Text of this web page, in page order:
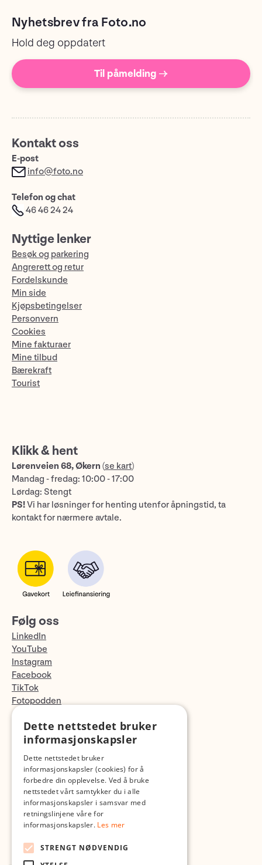
Nyhetsbrev fra Foto.no
Hold deg oppdatert
Til påmelding →
Kontakt oss
E-post
info@foto.no
Telefon og chat
46 46 24 24
Nyttige lenker
Besøk og parkering
Angrerett og retur
Fordelskunde
Min side
Kjøpsbetingelser
Personvern
Cookies
Mine fakturaer
Mine tilbud
Bærekraft
Tourist
Klikk & hent
Lørenveien 68, Økern (se kart)
Mandag - fredag: 10:00 - 17:00
Lørdag: Stengt
PS!Vi har løsninger for henting utenfor åpningstid, ta
kontakt for nærmere avtale.
Følg oss
LinkedIn
YouTube
Instagram
Facebook
TikTok
Fotopodden
Med forbehold om skrive- og lagerfeil
Dette nettstedet bruker
informasjonskapsler
Dette nettstedet bruker
informasjonskapsler (cookies) for å
forbedre din opplevelse. Ved å bruke
nettstedet vårt samtykker du i alle
informasjonskapsler i samsvar med
retningslinjene våre for
informasjonskapsler. Les mer
STRENGT NØDVENDIG